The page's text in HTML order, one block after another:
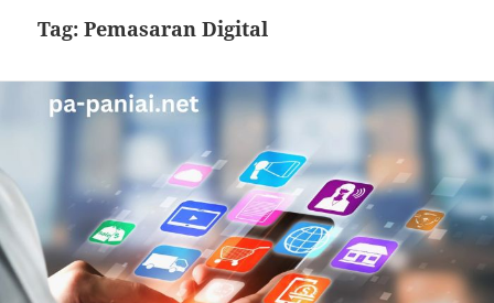
Tag:Pemasaran Digital